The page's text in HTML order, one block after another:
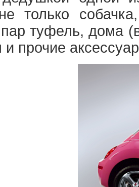
только
туфель, дома
прочие